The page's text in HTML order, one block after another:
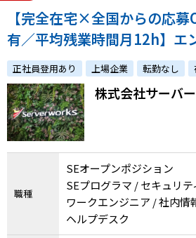
【完全在宅×全国からの応
有／平均残業時間月12h】エ
る方を幅広く募集！経験スキ
ョンを提案します
正社員登用あり 上場企業 転勤なし
株式会社サーバ
職種
SEオープンポジション
SEプログラマ / セキュリ
ワークエンジニア / 社内
ヘルプデスク